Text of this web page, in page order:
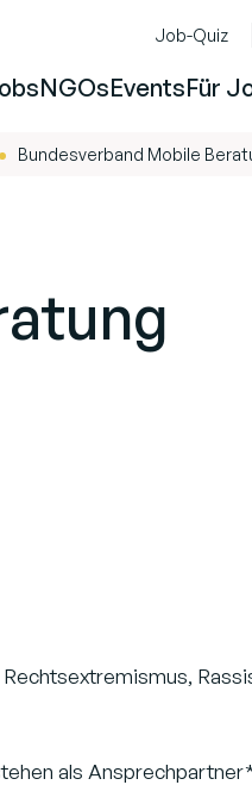
Job-Quiz
NGOsEventsFür
-
Bundesverband Mobile
als